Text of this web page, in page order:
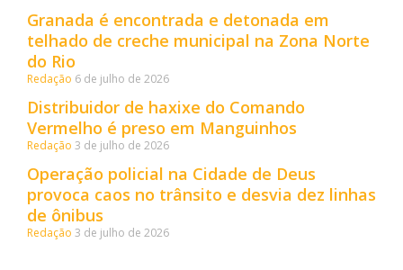
Granada é encontrada e detonada em
telhado de creche municipal na Zona Norte
do Rio
Redação 6 de julho de 2026
Distribuidor de haxixe do Comando
Vermelho é preso em Manguinhos
Redação 3 de julho de 2026
Operação policial na Cidade de Deus
provoca caos no trânsito e desvia dez linhas
de ônibus
Redação 3 de julho de 2026